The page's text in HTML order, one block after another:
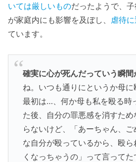
いては厳しいものだったようで、
が家庭内にも影響を及ぼし、 虐待
ています。
確実に心が死んだっていう瞬間
ね。いつも通りにというか母
最初は…、何か母も私を殴る時
た後、自分の罪悪感を消すた
らないけど、「あーちゃん、
な自分が殴っているから、殴
くなっちゃうの」って言って